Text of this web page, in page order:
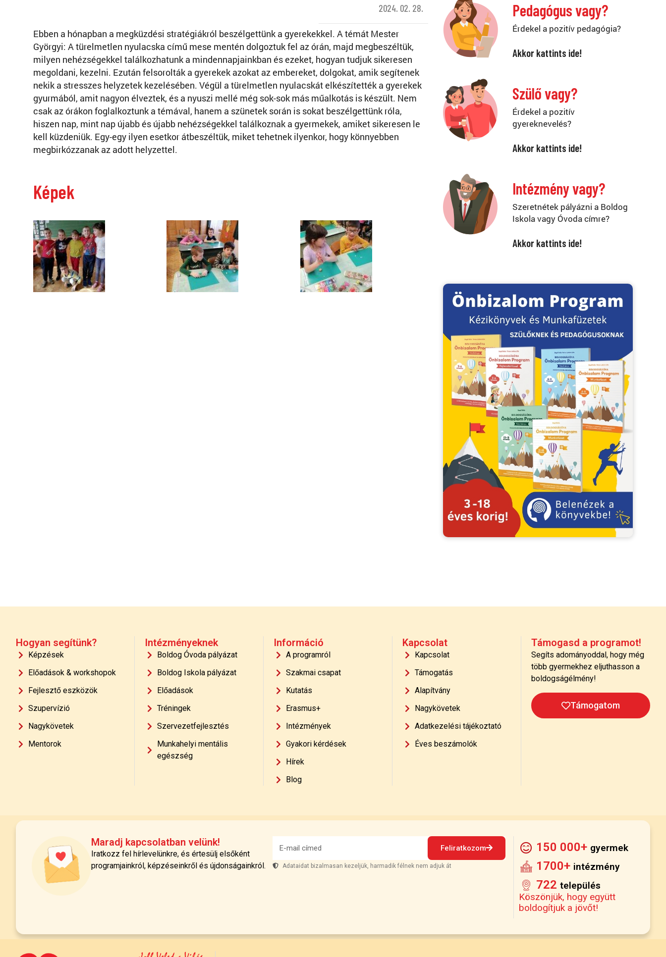
2024. 02. 28.
Ebben a hónapban a megküzdési stratégiákról beszélgettünk a gyerekekkel. A témát Mester
Györgyi: A türelmetlen nyulacska című mese mentén dolgoztuk fel az órán, majd megbeszéltük,
milyen nehézségekkel találkozhatunk a mindennapjainkban és ezeket, hogyan tudjuk sikeresen
megoldani, kezelni. Ezután felsorolták a gyerekek azokat az embereket, dolgokat, amik segítenek
nekik a stresszes helyzetek kezelésében. Végül a türelmetlen nyulacskát elkészítették a gyerekek
gyurmából, amit nagyon élveztek, és a nyuszi mellé még sok-sok más műalkotás is készült. Nem
csak az órákon foglalkoztunk a témával, hanem a szünetek során is sokat beszélgettünk róla,
hiszen nap, mint nap újabb és újabb nehézségekkel találkoznak a gyermekek, amiket sikeresen le
kell küzdeniük. Egy-egy ilyen esetkor átbeszéltük, miket tehetnek ilyenkor, hogy könnyebben
megbirkózzanak az adott helyzettel.
Képek
Pedagógus vagy?
Érdekel a pozitív pedagógia?
Akkor kattints ide!
Szülő vagy?
Érdekel a pozitív
gyereknevelés?
Akkor kattints ide!
Intézmény vagy?
Szeretnétek pályázni a Boldog
Iskola vagy Óvoda címre?
Akkor kattints ide!
Hogyan segítünk?
Képzések
Előadások & workshopok
Fejlesztő eszközök
Szupervízió
Nagykövetek
Mentorok
Intézményeknek
Boldog Óvoda pályázat
Boldog Iskola pályázat
Előadások
Tréningek
Szervezetfejlesztés
Munkahelyi mentális
egészség
Információ
A programról
Szakmai csapat
Kutatás
Erasmus+
Intézmények
Gyakori kérdések
Hírek
Blog
Kapcsolat
Kapcsolat
Támogatás
Alapítvány
Nagykövetek
Adatkezelési tájékoztató
Éves beszámolók
Támogasd a programot!
Segíts adományoddal, hogy még
több gyermekhez eljuthasson a
boldogságélmény!
Támogatom
Maradj kapcsolatban velünk!
Iratkozz fel hírlevelünkre, és értesülj elsőként
programjainkról, képzéseinkről és újdonságainkról.
Feliratkozom
Adataidat bizalmasan kezeljük, harmadik félnek nem adjuk át
150 000+ gyermek
1700+ intézmény
722 település
Köszönjük, hogy együtt
boldogítjuk a jövőt!